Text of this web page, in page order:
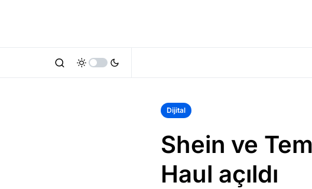
Dijital
Shein ve
Haul açıldı